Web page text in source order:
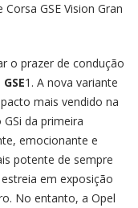
GSE Vision Gran
o prazer de condução
1. A nova variante
mais vendido na
da primeira
emocionante e
potente de sempre
em exposição
No entanto, a Opel